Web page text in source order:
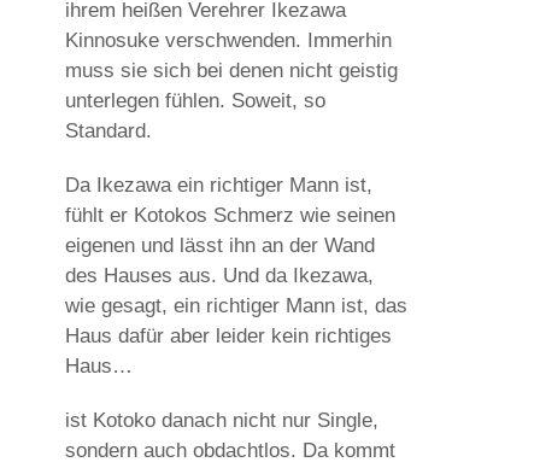
ihrem heißen Verehrer Ikezawa
Kinnosuke verschwenden. Immerhin
muss sie sich bei denen nicht geistig
unterlegen fühlen. Soweit, so
Standard.
Da Ikezawa ein richtiger Mann ist,
fühlt er Kotokos Schmerz wie seinen
eigenen und lässt ihn an der Wand
des Hauses aus. Und da Ikezawa,
wie gesagt, ein richtiger Mann ist, das
Haus dafür aber leider kein richtiges
Haus…
ist Kotoko danach nicht nur Single,
sondern auch obdachtlos. Da kommt